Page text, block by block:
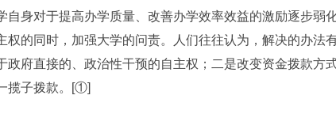
自身对于提高办学质量、改善办学效率效益的激励逐步弱
权的同时，加强大学的问责。人们往往认为，解决的办法
政府直接的、政治性干预的自主权；二是改变资金拨款方
揽子拨款。[①]